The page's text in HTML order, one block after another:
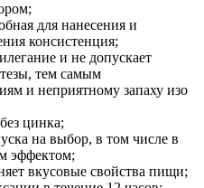
для нанесения и
консистенция;
и не допускает
тем самым
и неприятному запаху изо
цинка;
на выбор, в том числе в
эффектом;
вкусовые свойства пищи;